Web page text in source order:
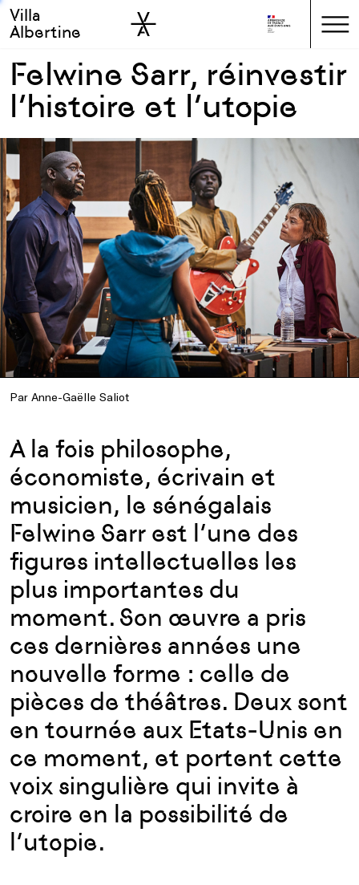
Skip to main
Skip to sidebar
Villa
Albertine
Felwine Sarr, réinvestir
l’histoire et l’utopie
Par Anne-Gaëlle Saliot
A la fois philosophe,
économiste, écrivain et
musicien, le sénégalais
Felwine Sarr est l’une des
figures intellectuelles les
plus importantes du
moment. Son œuvre a pris
ces dernières années une
nouvelle forme : celle de
pièces de théâtres. Deux sont
en tournée aux Etats-Unis en
ce moment, et portent cette
voix singulière qui invite à
croire en la possibilité de
l’utopie.